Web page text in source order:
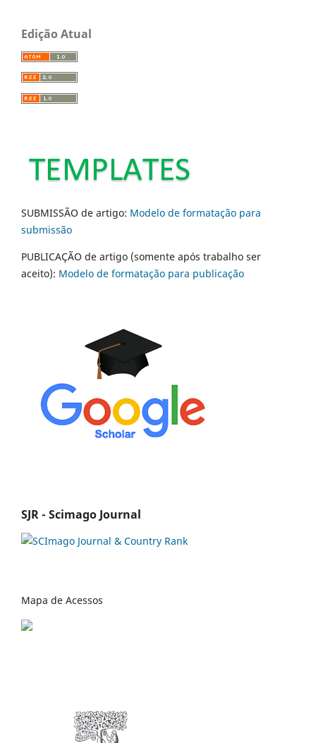
Edição Atual
SUBMISSÃO de artigo: Modelo de formatação para
submissão
PUBLICAÇÃO de artigo (somente após trabalho ser
aceito): Modelo de formatação para publicação
SJR - Scimago Journal
Mapa de Acessos